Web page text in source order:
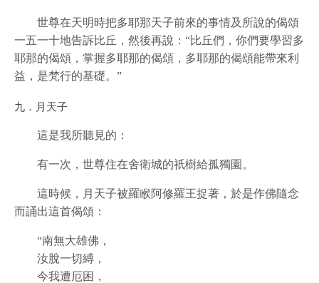
世尊在天明時把多耶那天子前來的事情及所說的偈頌
一五一十地告訴比丘，然後再說：“比丘們，你們要學習多
耶那的偈頌，掌握多耶那的偈頌，多耶那的偈頌能帶來利
益，是梵行的基礎。”
九．月天子
這是我所聽見的：
有一次，世尊住在舍衛城的祇樹給孤獨園。
這時候，月天子被羅睺阿修羅王捉著，於是作佛隨念
而誦出這首偈頌：
“南無大雄佛，
汝脫一切縛，
今我遭厄困，